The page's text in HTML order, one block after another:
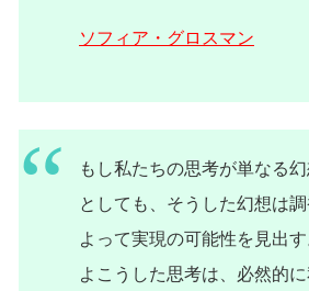
ソフィア・グロスマン
もし私たちの思考が単なる
としても、そうした幻想は
よって実現の可能性を見出
よこうした思考は、必然的